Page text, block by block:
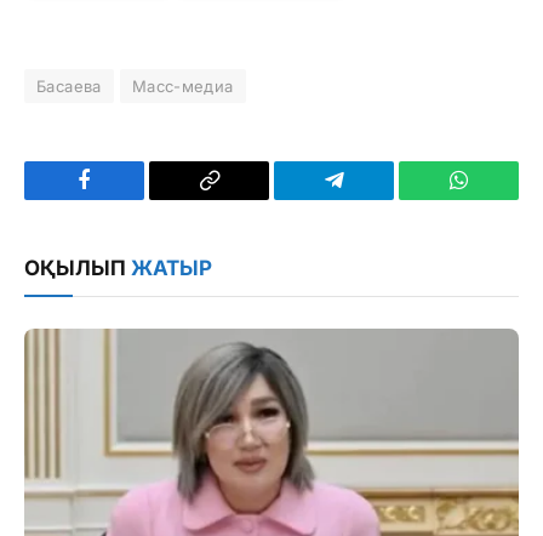
Басаева Масс-медиа
Facebook
Copy
Telegram
ОҚЫЛЫП ЖАТЫР